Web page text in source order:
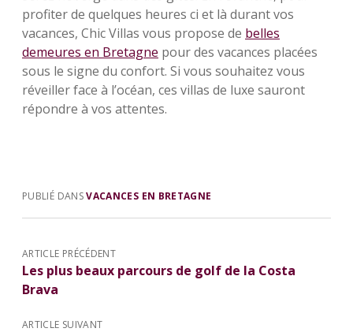
profiter de quelques heures ci et là durant vos
vacances, Chic Villas vous propose de belles
demeures en Bretagne pour des vacances placées
sous le signe du confort. Si vous souhaitez vous
réveiller face à l’océan, ces villas de luxe sauront
répondre à vos attentes.
PUBLIÉ DANSVACANCES EN BRETAGNE
ARTICLE PRÉCÉDENT
Les plus beaux parcours de golf de la Costa
Brava
ARTICLE SUIVANT